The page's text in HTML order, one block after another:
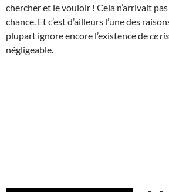
chercher et le vouloir ! Cela n’arrivait
chance. Et c’est d’ailleurs l’une des
plupart ignore encore l’existence dece
négligeable.